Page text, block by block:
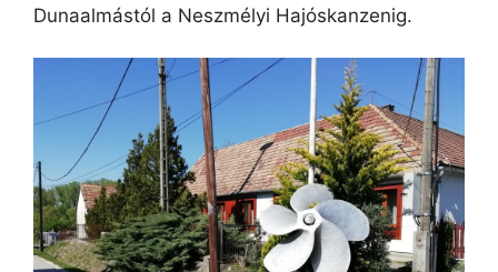
Dunaalmástól a Neszmélyi Hajóskanzenig.